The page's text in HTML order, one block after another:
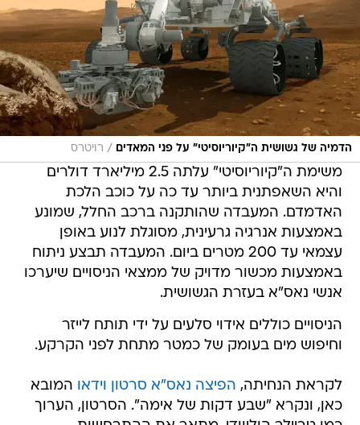
הדמיה של גשושית ה"קיוריוסיטי" על פני המאדים / רויטרס
משימת ה"קיוריוסיטי" עלתה 2.5 מיליארד דולרים
והיא השאפתנית ביותר עד כה על כוכב הלכת
האדמדם. המעבדה שהותקנה ברכב החלל, שמונע
באמצעות אנרגיה גרעינית, מסוגלת לנוע באופן
עצמאי עד 200 מטרים ביום. המעבדה תבצע ניתוח
באמצעות מכשור מדויק של ממצאי הניסויים שיערכו
אנשי נאס"א בעזרת הגשושית.
הניסויים כוללים אידוי סלעים על ידי תותח לייזר
וחיפוש מים בעומק של כמטר מתחת לפני הקרקע.
לקראת הנחיתה, הפיצה נאס"א סרטון וידאו המובא
כאן, ונקרא "שבע דקות של אימה". הסרטון, הערוך